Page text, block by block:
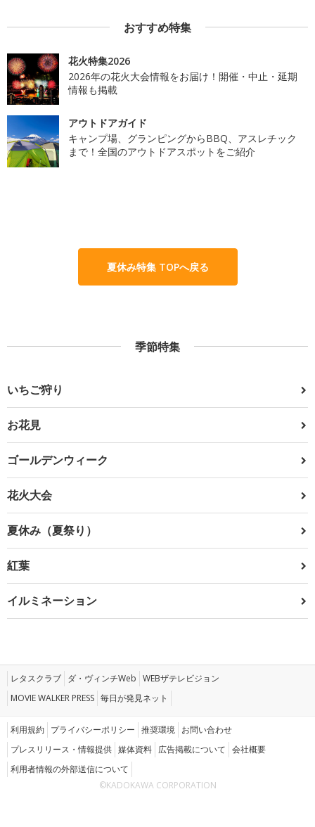
おすすめ特集
花火特集2026
2026年の花火大会情報をお届け！開催・中止・延期
情報も掲載
アウトドアガイド
キャンプ場、グランピングからBBQ、アスレチック
まで！全国のアウトドアスポットをご紹介
夏休み特集 TOPへ戻る
季節特集
いちご狩り
お花見
ゴールデンウィーク
花火大会
夏休み（夏祭り）
紅葉
イルミネーション
レタスクラブ ダ・ヴィンチWeb WEBザテレビジョン
MOVIE WALKER PRESS 毎日が発見ネット
利用規約 プライバシーポリシー 推奨環境 お問い合わせ
プレスリリース・情報提供 媒体資料 広告掲載について 会社概要
利用者情報の外部送信について
©KADOKAWA CORPORATION